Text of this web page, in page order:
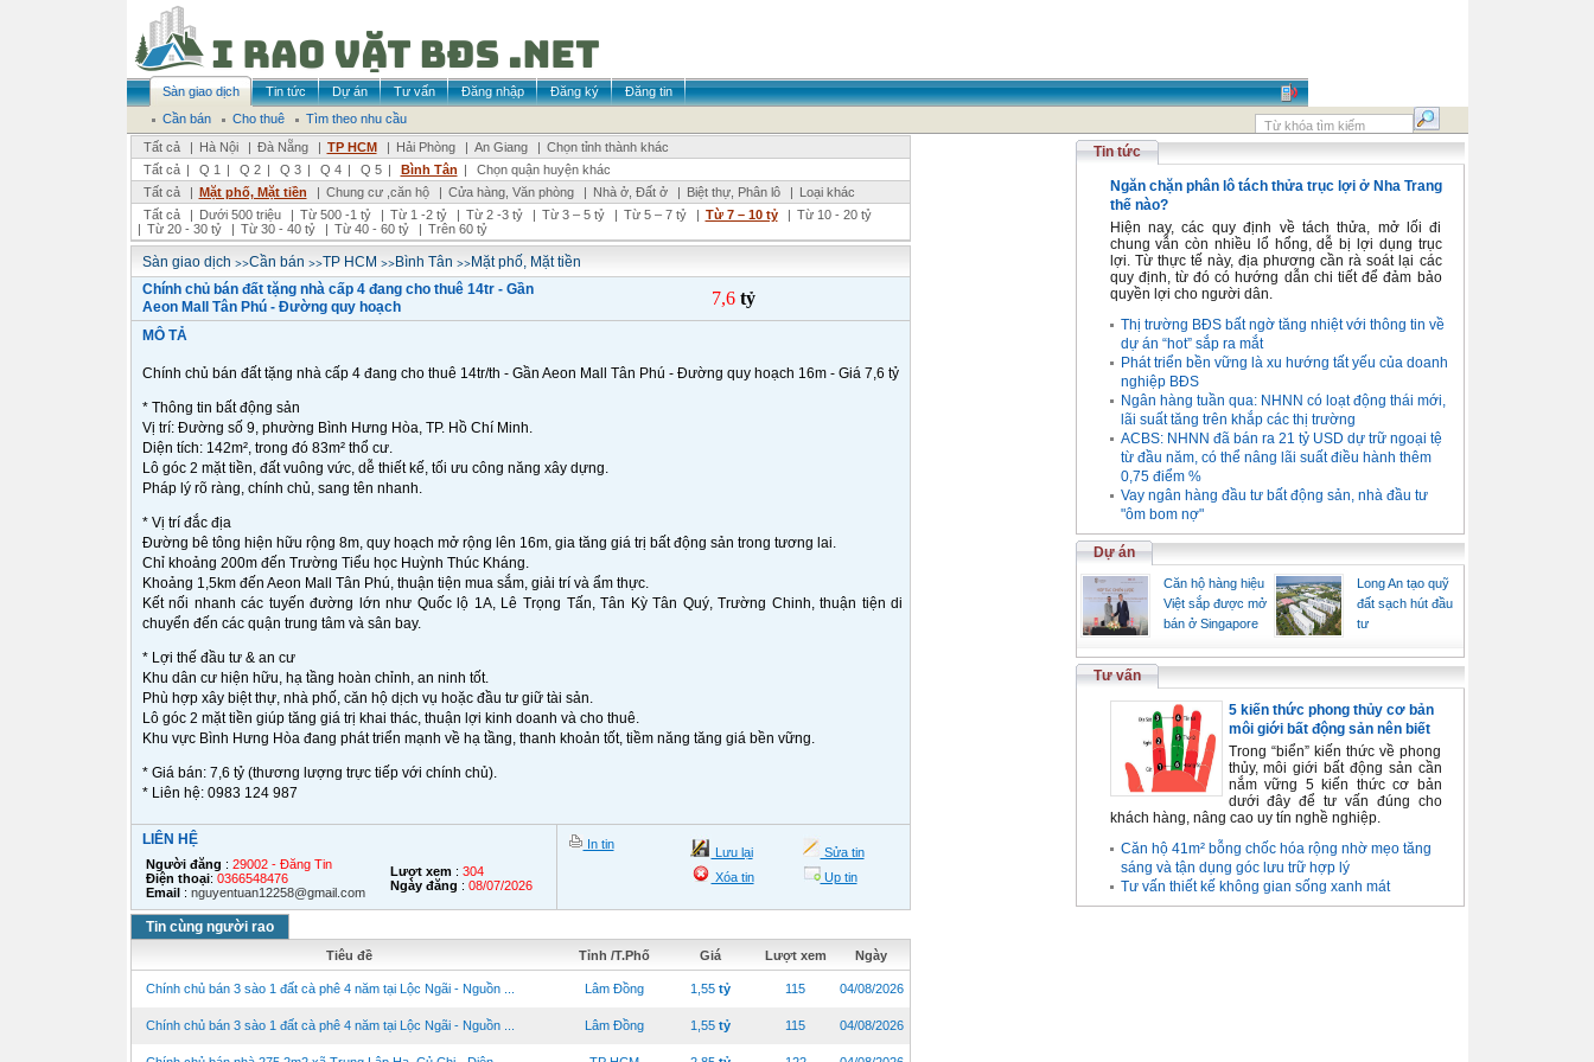
Sàn giao dịch Tin tức Dự án Tư vấn Đăng nhập Đăng ký
Đăng tin
Cần bán
Cho thuê
Tìm theo nhu cầu
Tất cả
| Hà Nội | Đà Nẵng | TP HCM | Hải Phòng | An Giang | Chọn tỉnh thành khác
Tất cả | Q 1 | Q 2 | Q 3 | Q 4 | Q 5 | Bình Tân |
Chọn quận huyện khác
Tất cả
| Mặt phố, Mặt tiền | Chung cư ,căn hộ | Cửa hàng, Văn phòng | Nhà ở, Đất ở | Biệt thự, Phân lô | Loại khác
Tất cả
| Dưới 500 triệu | Từ 500 -1 tỷ | Từ 1 -2 tỷ | Từ 2 -3 tỷ | Từ 3 – 5 tỷ | Từ 5 – 7 tỷ | Từ 7 – 10 tỷ | Từ 10 - 20 tỷ
| Từ 20 - 30 tỷ | Từ 30 - 40 tỷ | Từ 40 - 60 tỷ | Trên 60 tỷ
Sàn giao dịch >>Cần bán >>TP HCM >>Bình Tân >>Mặt phố, Mặt tiền
Chính chủ bán đất tặng nhà cấp 4 đang cho thuê 14tr - Gần
Aeon Mall Tân Phú - Đường quy hoạch
7,6 tỷ
MÔ TẢ
Chính chủ bán đất tặng nhà cấp 4 đang cho thuê 14tr/th - Gần Aeon Mall Tân Phú - Đường quy hoạch 16m - Giá 7,6 tỷ
* Thông tin bất động sản
Vị trí: Đường số 9, phường Bình Hưng Hòa, TP. Hồ Chí Minh.
Diện tích: 142m², trong đó 83m² thổ cư.
Lô góc 2 mặt tiền, đất vuông vức, dễ thiết kế, tối ưu công năng xây dựng.
Pháp lý rõ ràng, chính chủ, sang tên nhanh.
* Vị trí đắc địa
Đường bê tông hiện hữu rộng 8m, quy hoạch mở rộng lên 16m, gia tăng giá trị bất động sản trong tương lai.
Chỉ khoảng 200m đến Trường Tiểu học Huỳnh Thúc Kháng.
Khoảng 1,5km đến Aeon Mall Tân Phú, thuận tiện mua sắm, giải trí và ẩm thực.
Kết nối nhanh các tuyến đường lớn như Quốc lộ 1A, Lê Trọng Tấn, Tân Kỳ Tân Quý, Trường Chinh, thuận tiện di
chuyển đến các quận trung tâm và sân bay.
* Lợi thế đầu tư & an cư
Khu dân cư hiện hữu, hạ tầng hoàn chỉnh, an ninh tốt.
Phù hợp xây biệt thự, nhà phố, căn hộ dịch vụ hoặc đầu tư giữ tài sản.
Lô góc 2 mặt tiền giúp tăng giá trị khai thác, thuận lợi kinh doanh và cho thuê.
Khu vực Bình Hưng Hòa đang phát triển mạnh về hạ tầng, thanh khoản tốt, tiềm năng tăng giá bền vững.
* Giá bán: 7,6 tỷ (thương lượng trực tiếp với chính chủ).
* Liên hệ: 0983 124 987
LIÊN HỆ
Người đăng : 29002 - Đăng Tin
Điện thoại: 0366548476
Email: nguyentuan12258@gmail.com
Lượt xem: 304
Ngày đăng : 08/07/2026
In tin
Lưu lại
Sửa tin
Xóa tin
Up tin
Tin cùng người rao
Tiêu đề Tỉnh /T.Phố Giá Lượt xem Ngày
Chính chủ bán 3 sào 1 đất cà phê 4 năm tại Lộc Ngãi - Nguồn ... Lâm Đồng 1,55 tỷ 115 04/08/2026
Chính chủ bán 3 sào 1 đất cà phê 4 năm tại Lộc Ngãi - Nguồn ... Lâm Đồng 1,55 tỷ 115 04/08/2026
Tin tức
Ngăn chặn phân lô tách thửa trục lợi ở Nha Trang
thế nào?
Hiện nay, các quy định về tách thửa, mở lối đi
chung vẫn còn nhiều lổ hổng, dễ bị lợi dụng trục
lợi. Từ thực tế này, địa phương cần rà soát lại các
quy định, từ đó có hướng dẫn chi tiết để đảm bảo
quyền lợi cho người dân.
Thị trường BĐS bất ngờ tăng nhiệt với thông tin về
dự án “hot” sắp ra mắt
Phát triển bền vững là xu hướng tất yếu của doanh
nghiệp BĐS
Ngân hàng tuần qua: NHNN có loạt động thái mới,
lãi suất tăng trên khắp các thị trường
ACBS: NHNN đã bán ra 21 tỷ USD dự trữ ngoại tệ
từ đầu năm, có thể nâng lãi suất điều hành thêm
0,75 điểm %
Vay ngân hàng đầu tư bất động sản, nhà đầu tư
"ôm bom nợ"
Dự án
Căn hộ hàng hiệu
Việt sắp được mở
bán ở Singapore
Long An tạo quỹ
đất sạch hút đầu
tư
Tư vấn
5 kiến thức phong thủy cơ bản
môi giới bất động sản nên biết
Trong “biển” kiến thức về phong
thủy, môi giới bất động sản cần
nắm vững 5 kiến thức cơ bản
dưới đây để tư vấn đúng cho
khách hàng, nâng cao uy tín nghề nghiệp.
Căn hộ 41m² bỗng chốc hóa rộng nhờ mẹo tăng
sáng và tận dụng góc lưu trữ hợp lý
Tư vấn thiết kế không gian sống xanh mát